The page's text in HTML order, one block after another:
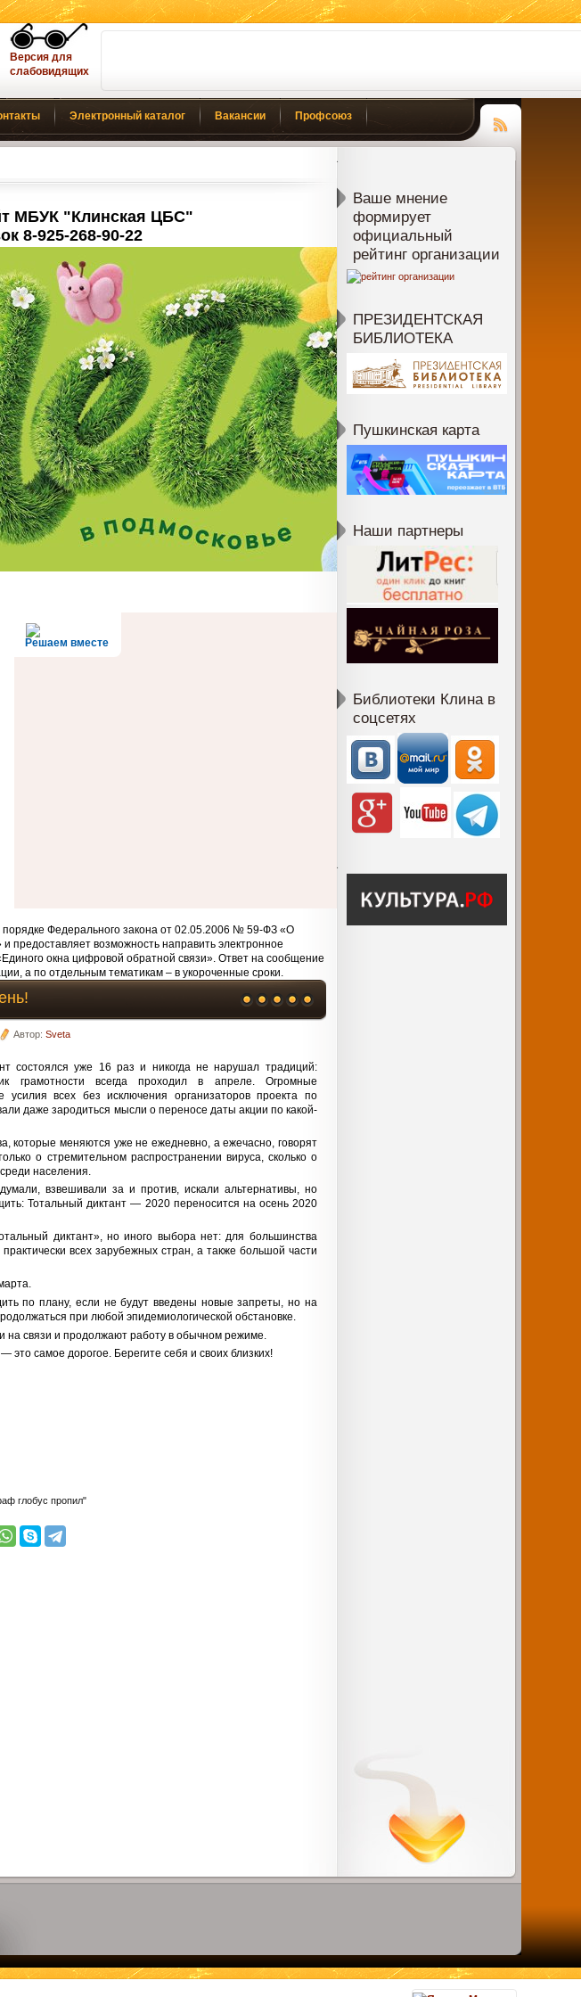
Версия для
слабовидящих
Электронный каталог Вакансии Профсоюз
Чтение
МБУК "Клинская ЦБС"
8-925-268-90-22
Решаем вместе
Федерального закона от 02.05.2006 № 59-ФЗ «О
предоставляет возможность направить электронное
окна цифровой обратной связи». Ответ на сообщение
а по отдельным тематикам – в укороченные сроки.
Автор:Sveta
состоялся уже 16 раз и никогда не нарушал традиций:
грамотности всегда проходил в апреле. Огромные
усилия всех без исключения организаторов проекта по
даже зародиться мысли о переносе даты акции по какой-
которые меняются уже не ежедневно, а ежечасно, говорят
о стремительном распространении вируса, сколько о
населения.
взвешивали за и против, искали альтернативы, но
Тотальный диктант― 2020 переносится на осень 2020
диктант», но иного выбора нет: для большинства
практически всех зарубежных стран, а также большой части
по плану, если не будут введены новые запреты, но на
при любой эпидемиологической обстановке.
на связи и продолжают работу в обычном режиме.
― это самое дорогое. Берегите себя и своих близких!
глобус пропил"
Ваше мнение
формирует
официальный
рейтинг организации
ПРЕЗИДЕНТСКАЯ
БИБЛИОТЕКА
Пушкинская карта
Наши партнеры
Библиотеки Клина в
соцсетях